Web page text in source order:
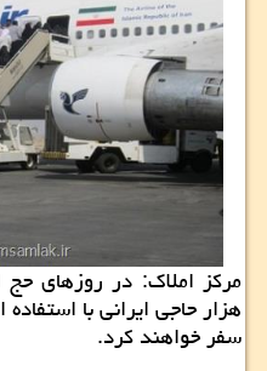
سفر خواهند كرد.